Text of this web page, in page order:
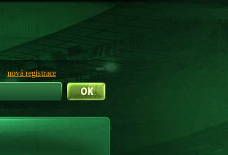
nová registrace